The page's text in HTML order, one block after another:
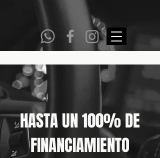
6051-1222
HASTA UN 100% DE
FINANCIAMIENTO